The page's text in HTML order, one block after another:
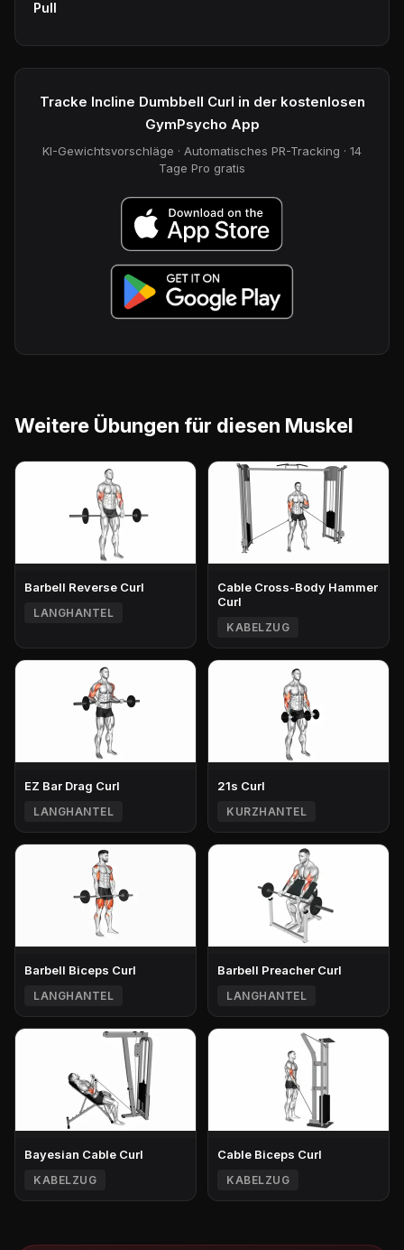
Pull
Tracke Incline Dumbbell Curl in der kostenlosen
GymPsycho App
KI-Gewichtsvorschläge · Automatisches PR-Tracking · 14
Tage Pro gratis
Weitere Übungen für diesen Muskel
Barbell Reverse Curl
LANGHANTEL
Cable Cross-Body Hammer
Curl
KABELZUG
EZ Bar Drag Curl
LANGHANTEL
21s Curl
KURZHANTEL
Barbell Biceps Curl
LANGHANTEL
Barbell Preacher Curl
LANGHANTEL
Bayesian Cable Curl
KABELZUG
Cable Biceps Curl
KABELZUG